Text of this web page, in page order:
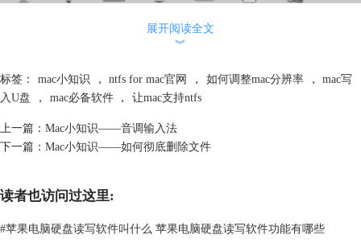
第三步：打开选项后，我们可以对相关参数进行调整，可根据自己的习惯
展开阅读全文
︾
标签： mac小知识 ， ntfs for mac官网 ， 如何调整mac分辨率 ，
mac写
入U盘
， mac必备软件 ， 让mac支持ntfs
上一篇： Mac小知识——音调输入法
下一篇： Mac小知识——如何彻底删除文件
读者也访问过这里:
#苹果电脑硬盘读写软件叫什么 苹果电脑硬盘读写软件功能有哪些